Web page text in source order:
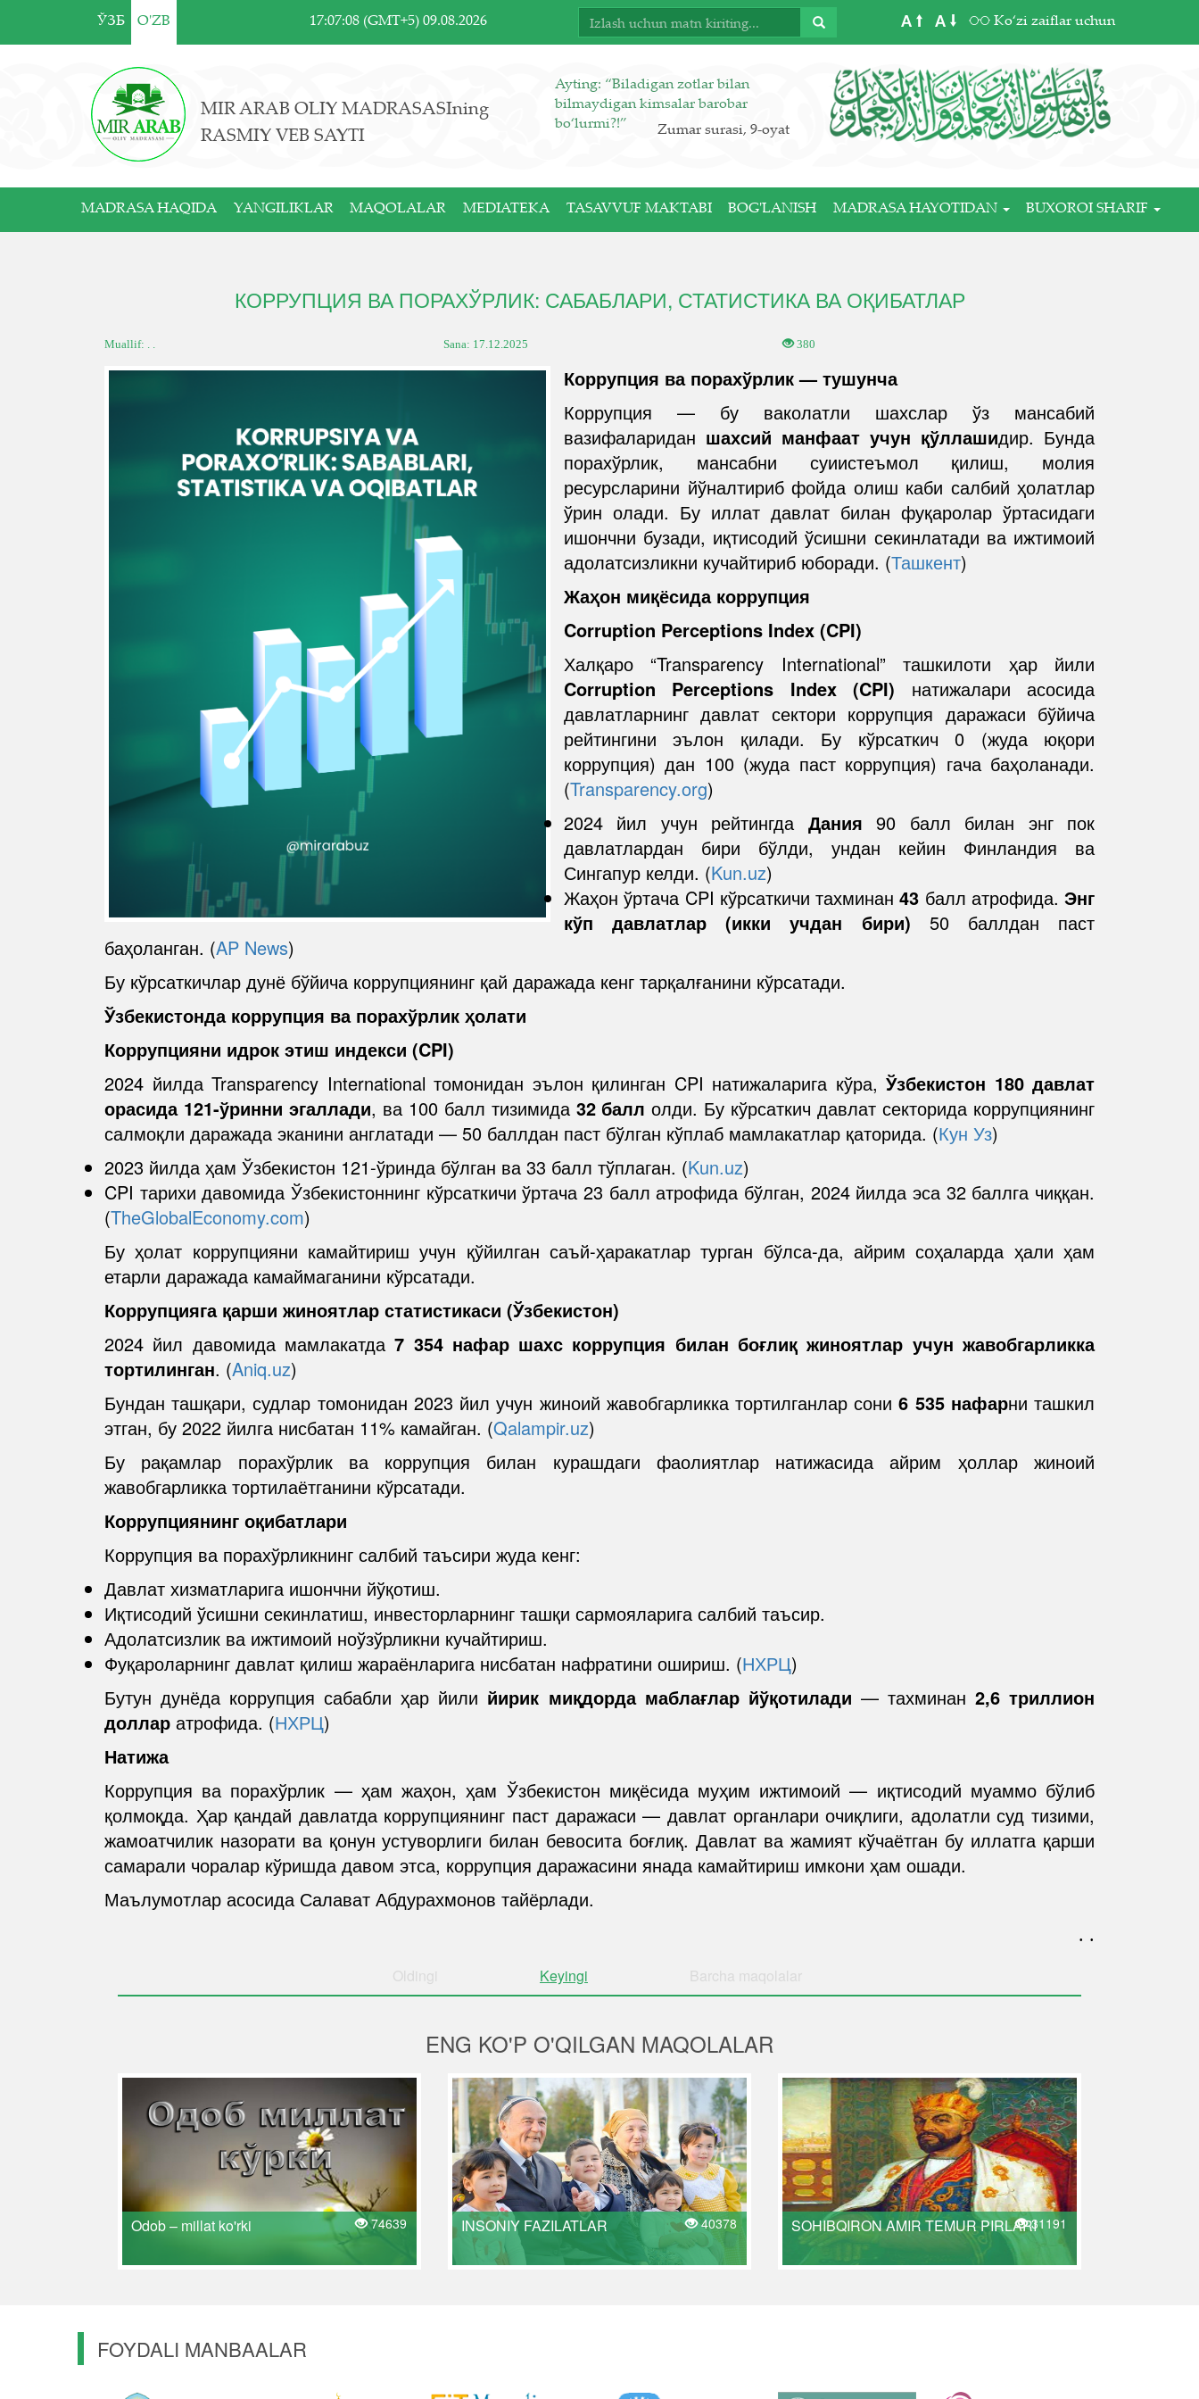
ЎЗБ O'ZB 17:07:08 (GMT+5) 09.08.2026 A A Ko‘zi zaiflar uchun
MIR ARAB OLIY MADRASASIning
RASMIY VEB SAYTI
Ayting: “Biladigan zotlar bilan
bilmaydigan kimsalar barobar
bo‘lurmi?!”
Zumar surasi, 9-oyat
MADRASA HAQIDA YANGILIKLAR MAQOLALAR MEDIATEKA TASAVVUF MAKTABI BOG'LANISH MADRASA HAYOTIDAN BUXOROI SHARIF
КОРРУПЦИЯ ВА ПОРАХЎРЛИК: САБАБЛАРИ, СТАТИСТИКА ВА ОҚИБАТЛАР
Muallif: . . Sana: 17.12.2025 380
Коррупция ва порахўрлик — тушунча
Коррупция — бу ваколатли шахслар ўз мансабий
вазифаларидан шахсий манфаат учун қўллашидир. Бунда
порахўрлик, мансабни суиистеъмол қилиш, молия
ресурсларини йўналтириб фойда олиш каби салбий ҳолатлар
ўрин олади. Бу иллат давлат билан фуқаролар ўртасидаги
ишончни бузади, иқтисодий ўсишни секинлатади ва ижтимоий
адолатсизликни кучайтириб юборади. (Ташкент)
Жаҳон миқёсида коррупция
Corruption Perceptions Index (CPI)
Халқаро “Transparency International” ташкилоти ҳар йили
Corruption Perceptions Index (CPI) натижалари асосида
давлатларнинг давлат сектори коррупция даражаси бўйича
рейтингини эълон қилади. Бу кўрсаткич 0 (жуда юқори
коррупция) дан 100 (жуда паст коррупция) гача баҳоланади.
(Transparency.org)
2024 йил учун рейтингда Дания 90 балл билан энг пок
давлатлардан бири бўлди, ундан кейин Финландия ва
Сингапур келди. (Kun.uz)
Жаҳон ўртача CPI кўрсаткичи тахминан43 балл атрофида. Энг
кўп давлатлар (икки учдан бири) 50 баллдан паст
баҳоланган. (AP News)
Бу кўрсаткичлар дунё бўйича коррупциянинг қай даражада кенг тарқалғанини кўрсатади.
Ўзбекистонда коррупция ва порахўрлик ҳолати
Коррупцияни идрок этиш индекси (CPI)
2024 йилда Transparency International томонидан эълон қилинган CPI натижаларига кўра, Ўзбекистон 180 давлат
орасида 121-ўринни эгаллади, ва 100 балл тизимида 32 балл олди. Бу кўрсаткич давлат секторида коррупциянинг
салмоқли даражада эканини англатади — 50 баллдан паст бўлган кўплаб мамлакатлар қаторида. (Кун Уз)
2023 йилда ҳам Ўзбекистон 121-ўринда бўлган ва 33 балл тўплаган. (Kun.uz)
CPI тарихи давомида Ўзбекистоннинг кўрсаткичи ўртача 23 балл атрофида бўлган, 2024 йилда эса 32 баллга чиққан.
(TheGlobalEconomy.com)
Бу ҳолат коррупцияни камайтириш учун қўйилган саъй-ҳаракатлар турган бўлса-да, айрим соҳаларда ҳали ҳам
етарли даражада камаймаганини кўрсатади.
Коррупцияга қарши жиноятлар статистикаси (Ўзбекистон)
2024 йил давомида мамлакатда7 354 нафар шахс коррупция билан боғлиқ жиноятлар учун жавобгарликка
тортилинган. (Aniq.uz)
Бундан ташқари, судлар томонидан 2023 йил учун жиноий жавобгарликка тортилганлар сони6 535 нафарни ташкил
этган, бу 2022 йилга нисбатан 11% камайган. (Qalampir.uz)
Бу рақамлар порахўрлик ва коррупция билан курашдаги фаолиятлар натижасида айрим ҳоллар жиноий
жавобгарликка тортилаётганини кўрсатади.
Коррупциянинг оқибатлари
Коррупция ва порахўрликнинг салбий таъсири жуда кенг:
Давлат хизматларига ишончни йўқотиш.
Иқтисодий ўсишни секинлатиш, инвесторларнинг ташқи сармояларига салбий таъсир.
Адолатсизлик ва ижтимоий ноўзўрликни кучайтириш.
Фуқароларнинг давлат қилиш жараёнларига нисбатан нафратини ошириш. (НХРЦ)
Бутун дунёда коррупция сабабли ҳар йили йирик миқдорда маблағлар йўқотилади — тахминан 2,6 триллион
доллар атрофида. (НХРЦ)
Натижа
Коррупция ва порахўрлик — ҳам жаҳон, ҳам Ўзбекистон миқёсида муҳим ижтимоий — иқтисодий муаммо бўлиб
қолмоқда. Ҳар қандай давлатда коррупциянинг паст даражаси — давлат органлари очиқлиги, адолатли суд тизими,
жамоатчилик назорати ва қонун устуворлиги билан бевосита боғлиқ. Давлат ва жамият кўчаётган бу иллатга қарши
самарали чоралар кўришда давом этса, коррупция даражасини янада камайтириш имкони ҳам ошади.
Маълумотлар асосида Салават Абдурахмонов тайёрлади.
. .
Oldingi Keyingi Barcha maqolalar
ENG KO'P O'QILGAN MAQOLALAR
Odob – millat ko'rki 74639 INSONIY FAZILATLAR 40378 SOHIBQIRON AMIR TEMUR PIRLARI31191
FOYDALI MANBAALAR